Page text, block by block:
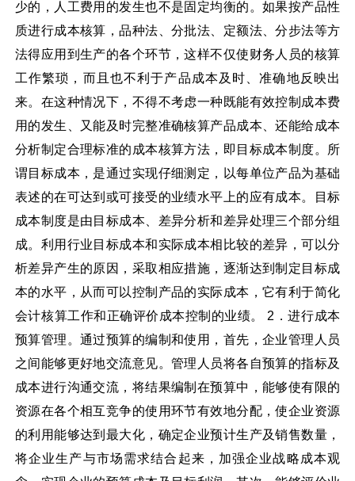
少的，人工费用的发生也不是固定均衡的。如果按产品性
质进行成本核算，品种法、分批法、定额法、分步法等方
法得应用到生产的各个环节，这样不仅使财务人员的核算
工作繁琐，而且也不利于产品成本及时、准确地反映出
来。在这种情况下，不得不考虑一种既能有效控制成本费
用的发生、又能及时完整准确核算产品成本、还能给成本
分析制定合理标准的成本核算方法，即目标成本制度。所
谓目标成本，是通过实现仔细测定，以每单位产品为基础
表述的在可达到或可接受的业绩水平上的应有成本。目标
成本制度是由目标成本、差异分析和差异处理三个部分组
成。利用行业目标成本和实际成本相比较的差异，可以分
析差异产生的原因，采取相应措施，逐渐达到制定目标成
本的水平，从而可以控制产品的实际成本，它有利于简化
会计核算工作和正确评价成本控制的业绩。 2．进行成本
预算管理。通过预算的编制和使用，首先，企业管理人员
之间能够更好地交流意见。管理人员将各自预算的指标及
成本进行沟通交流，将结果编制在预算中，能够使有限的
资源在各个相互竞争的使用环节有效地分配，使企业资源
的利用能够达到最大化，确定企业预计生产及销售数量，
将企业生产与市场需求结合起来，加强企业战略成本观